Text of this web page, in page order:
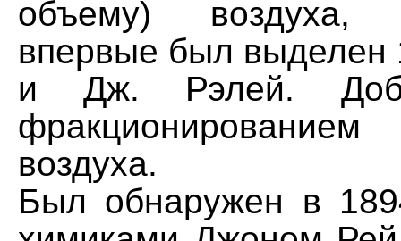
объему) воздуха,
впервые был выделен
и Дж. Рэлей.
воздуха.
Был обнаружен в